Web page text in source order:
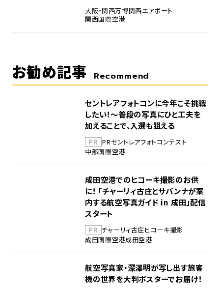
大阪・関西万博関西エアポート
関西国際空港
お勧め記事 Recommend
セントレアフォトコンに今年こそ挑戦
したい！～普段の写真にひと工夫を
加えることで、入選も狙える
PR PRセントレアフォトコンテスト
中部国際空港
成田空港でのヒコーキ撮影のお供
に！ 「チャーリィ古庄とサバンナが案
内する航空写真ガイド in 成田」配信
スタート
PR チャーリィ古庄ヒコーキ撮影
成田国際空港成田空港
航空写真家・深澤明が写し出す旅客
機の世界を大判ポスターでお届け！